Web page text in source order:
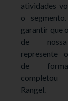
atividades
o
garantir que
de
represente
de
Rangel.